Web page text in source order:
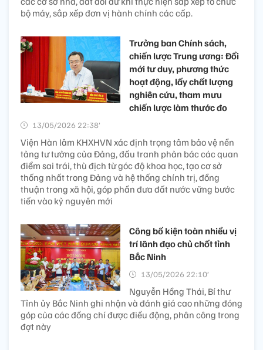
bộ máy, sắp xếp đơn vị hành chính các cấp.
Trưởng ban Chính sách,
chiến lược Trung ương: Đổi
mới tư duy, phương thức
hoạt động, lấy chất lượng
nghiên cứu, tham mưu
chiến lược làm thước đo
13/05/2026 22:38’
Viện Hàn lâm KHXHVN xác định trọng tâm bảo vệ nền
tảng tư tưởng của Đảng, đấu tranh phản bác các quan
điểm sai trái, thù địch từ góc độ khoa học, tạo cơ sở
thống nhất trong Đảng và hệ thống chính trị, đồng
thuận trong xã hội, góp phần đưa đất nước vững bước
tiến vào kỷ nguyên mới
Công bố kiện toàn nhiều vị
trí lãnh đạo chủ chốt tỉnh
Bắc Ninh
13/05/2026 22:10’
Nguyễn Hồng Thái, Bí thư
Tỉnh ủy Bắc Ninh ghi nhận và đánh giá cao những đóng
góp của các đồng chí được điều động, phân công trong
đợt này